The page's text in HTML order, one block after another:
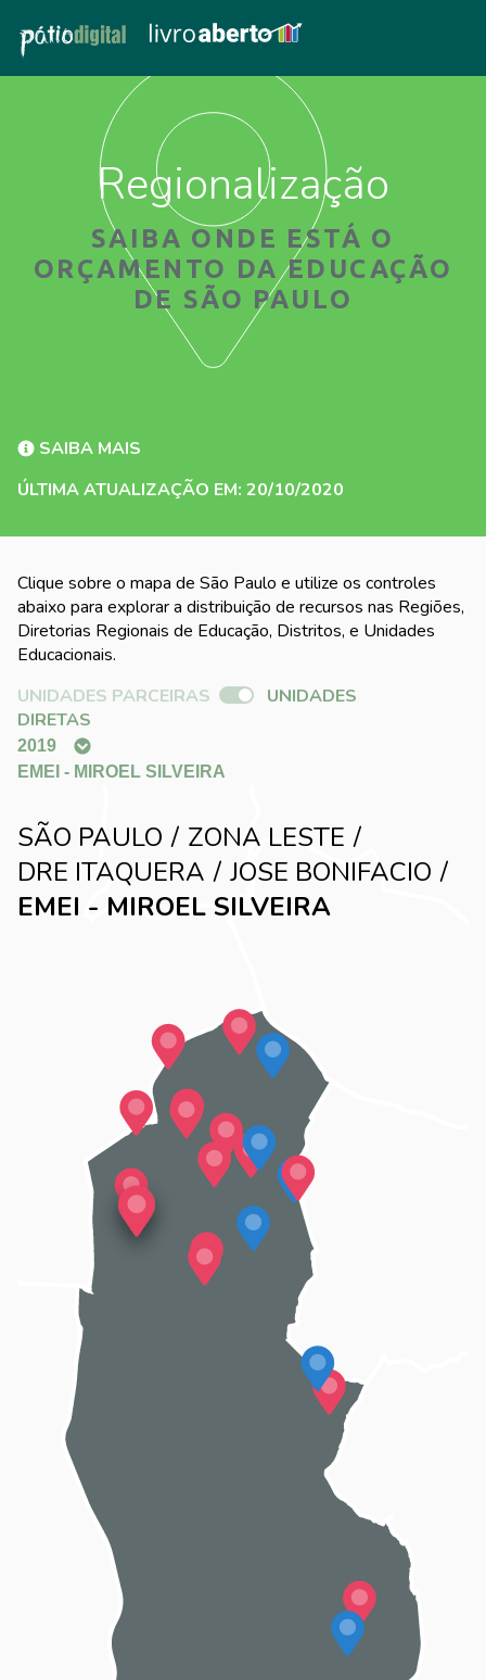
Regionalização
SAIBA ONDE ESTÁ O
ORÇAMENTO DA EDUCAÇÃO
DE SÃO PAULO
SAIBA MAIS
ÚLTIMA ATUALIZAÇÃO EM: 20/10/2020
Clique sobre o mapa de São Paulo e utilize os controles
abaixo para explorar a distribuição de recursos nas Regiões,
Diretorias Regionais de Educação, Distritos, e Unidades
Educacionais.
UNIDADES PARCEIRAS
UNIDADES
DIRETAS
SÃO PAULO
ZONA LESTE
DRE ITAQUERA
JOSE BONIFACIO
EMEI - MIROEL SILVEIRA